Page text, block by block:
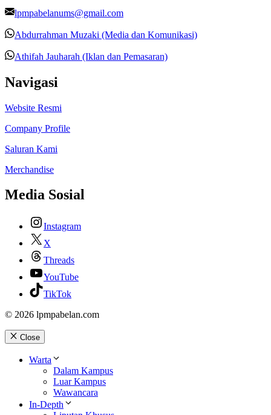
lpmpabelanums@gmail.com
Abdurrahman Muzaki (Media dan Komunikasi)
Athifah Jauharah (Iklan dan Pemasaran)
Navigasi
Website Resmi
Company Profile
Saluran Kami
Merchandise
Media Sosial
Instagram
X
Threads
YouTube
TikTok
© 2026 lpmpabelan.com
Close
Warta
Dalam Kampus
Luar Kampus
Wawancara
In-Depth